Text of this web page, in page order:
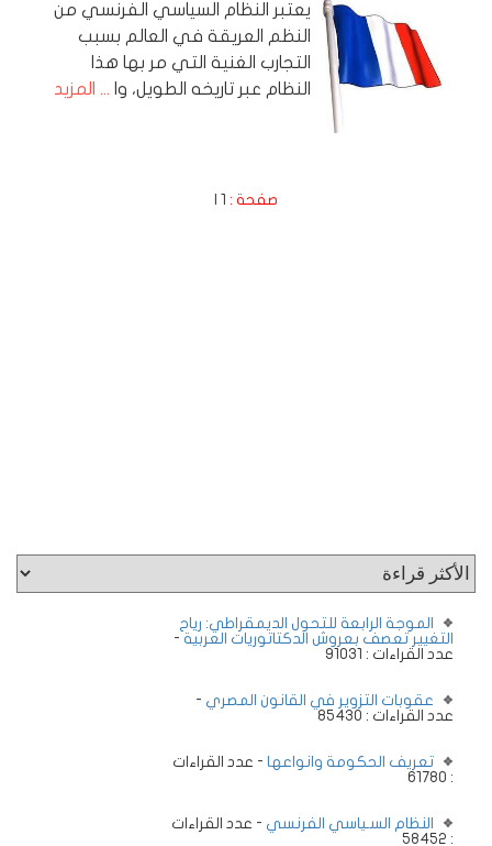
يعتبر النظام السياسي الفرنسي من
النظم العريقة في العالم بسبب
التجارب الغنية التي مر بها هذا
النظام عبر تاريخه الطويل، وا ... المزيد
صفحة : 1
الموجة الرابعة للتحول الديمقراطي: رياح
التغيير تعصف بعروش الدكتاتوريات العربية -
عدد القراءات : 91031
عقوبات التزوير في القانون المصري -
عدد القراءات : 85430
تعريف الحكومة وانواعها - عدد القراءات
: 61780
النظام السـياسي الفرنسي - عدد القراءات
: 58452